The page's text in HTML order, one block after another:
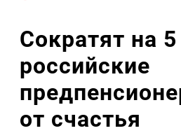
Сократят на 5
российские
от счастья